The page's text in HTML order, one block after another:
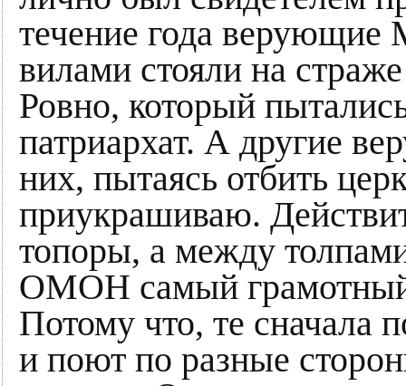
течение года верующие
вилами стояли на
Ровно, который
патриархат. А другие
них, пытаясь отбить
приукрашиваю.
топоры, а между
ОМОН самый грамотный
Потому что, те сначала
и поют по разные